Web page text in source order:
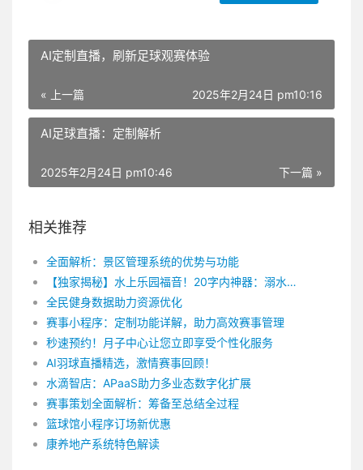
AI定制直播，刷新足球观赛体验
« 上一篇 2025年2月24日 pm10:16
AI足球直播：定制解析
下一篇 »
2025年2月24日 pm10:46
相关推荐
全面解析：景区管理系统的优势与功能
【独家揭秘】水上乐园福音！20字内神器：溺水防护系统，守护你的安全！
全民健身数据助力资源优化
赛事小程序：定制功能详解，助力高效赛事管理
秒速预约！月子中心让您立即享受个性化服务
AI羽球直播精选，激情赛事回顾！
水滴智店：APaaS助力多业态数字化扩展
赛事策划全面解析：筹备至总结全过程
篮球馆小程序订场新优惠
康养地产系统特色解读